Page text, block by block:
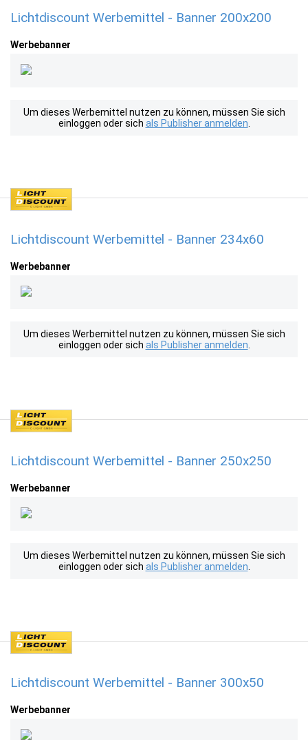
Lichtdiscount Werbemittel - Banner 200x200
Werbebanner
Um dieses Werbemittel nutzen zu können, müssen Sie sich
einloggen oder sich als Publisher anmelden
Lichtdiscount Werbemittel - Banner 234x60
Werbebanner
Um dieses Werbemittel nutzen zu können, müssen Sie sich
einloggen oder sich als Publisher anmelden
Lichtdiscount Werbemittel - Banner 250x250
Werbebanner
Um dieses Werbemittel nutzen zu können, müssen Sie sich
einloggen oder sich als Publisher anmelden
Lichtdiscount Werbemittel - Banner 300x50
Werbebanner